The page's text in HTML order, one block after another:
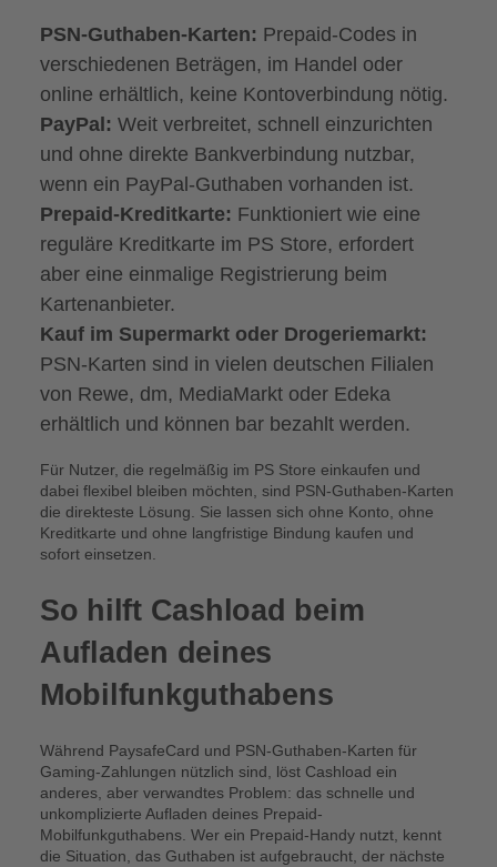
PSN-Guthaben-Karten: Prepaid-Codes in
verschiedenen Beträgen, im Handel oder
online erhältlich, keine Kontoverbindung nötig.
PayPal: Weit verbreitet, schnell einzurichten
und ohne direkte Bankverbindung nutzbar,
wenn ein PayPal-Guthaben vorhanden ist.
Prepaid-Kreditkarte: Funktioniert wie eine
reguläre Kreditkarte im PS Store, erfordert
aber eine einmalige Registrierung beim
Kartenanbieter.
Kauf im Supermarkt oder Drogeriemarkt:
PSN-Karten sind in vielen deutschen Filialen
von Rewe, dm, MediaMarkt oder Edeka
erhältlich und können bar bezahlt werden.
Für Nutzer, die regelmäßig im PS Store einkaufen und
dabei flexibel bleiben möchten, sind PSN-Guthaben-Karten
die direkteste Lösung. Sie lassen sich ohne Konto, ohne
Kreditkarte und ohne langfristige Bindung kaufen und
sofort einsetzen.
So hilft Cashload beim
Aufladen deines
Mobilfunkguthabens
Während PaysafeCard und PSN-Guthaben-Karten für
Gaming-Zahlungen nützlich sind, löst Cashload ein
anderes, aber verwandtes Problem: das schnelle und
unkomplizierte Aufladen deines Prepaid-
Mobilfunkguthabens. Wer ein Prepaid-Handy nutzt, kennt
die Situation, das Guthaben ist aufgebraucht, der nächste